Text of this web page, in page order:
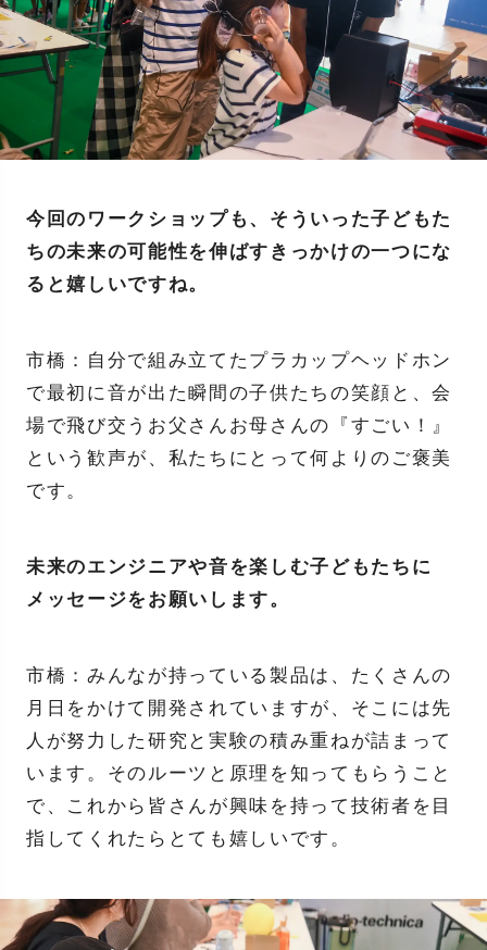
今回のワークショップも、そういった子どもた
ちの未来の可能性を伸ばすきっかけの一つにな
ると嬉しいですね。
市橋：自分で組み立てたプラカップヘッドホン
で最初に音が出た瞬間の子供たちの笑顔と、会
場で飛び交うお父さんお母さんの『すごい！』
という歓声が、私たちにとって何よりのご褒美
です。
未来のエンジニアや音を楽しむ子どもたちに
メッセージをお願いします。
市橋：みんなが持っている製品は、たくさんの
月日をかけて開発されていますが、そこには先
人が努力した研究と実験の積み重ねが詰まって
います。そのルーツと原理を知ってもらうこと
で、これから皆さんが興味を持って技術者を目
指してくれたらとても嬉しいです。